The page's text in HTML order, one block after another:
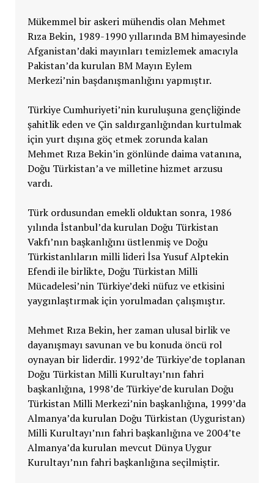
Mükemmel bir askeri mühendis olan Mehmet
Rıza Bekin, 1989-1990 yıllarında BM himayesinde
Afganistan’daki mayınları temizlemek amacıyla
Pakistan’da kurulan BM Mayın Eylem
Merkezi’nin başdanışmanlığını yapmıştır.
Türkiye Cumhuriyeti’nin kuruluşuna gençliğinde
şahitlik eden ve Çin saldırganlığından kurtulmak
için yurt dışına göç etmek zorunda kalan
Mehmet Rıza Bekin’in gönlünde daima vatanına,
Doğu Türkistan’a ve milletine hizmet arzusu
vardı.
Türk ordusundan emekli olduktan sonra, 1986
yılında İstanbul’da kurulan Doğu Türkistan
Vakfı’nın başkanlığını üstlenmiş ve Doğu
Türkistanlıların milli lideri İsa Yusuf Alptekin
Efendi ile birlikte, Doğu Türkistan Milli
Mücadelesi’nin Türkiye’deki nüfuz ve etkisini
yaygınlaştırmak için yorulmadan çalışmıştır.
Mehmet Rıza Bekin, her zaman ulusal birlik ve
dayanışmayı savunan ve bu konuda öncü rol
oynayan bir liderdir. 1992’de Türkiye’de toplanan
Doğu Türkistan Milli Kurultayı’nın fahri
başkanlığına, 1998’de Türkiye’de kurulan Doğu
Türkistan Milli Merkezi’nin başkanlığına, 1999’da
Almanya’da kurulan Doğu Türkistan (Uyguristan)
Milli Kurultayı’nın fahri başkanlığına ve 2004’te
Almanya’da kurulan mevcut Dünya Uygur
Kurultayı’nın fahri başkanlığına seçilmiştir.